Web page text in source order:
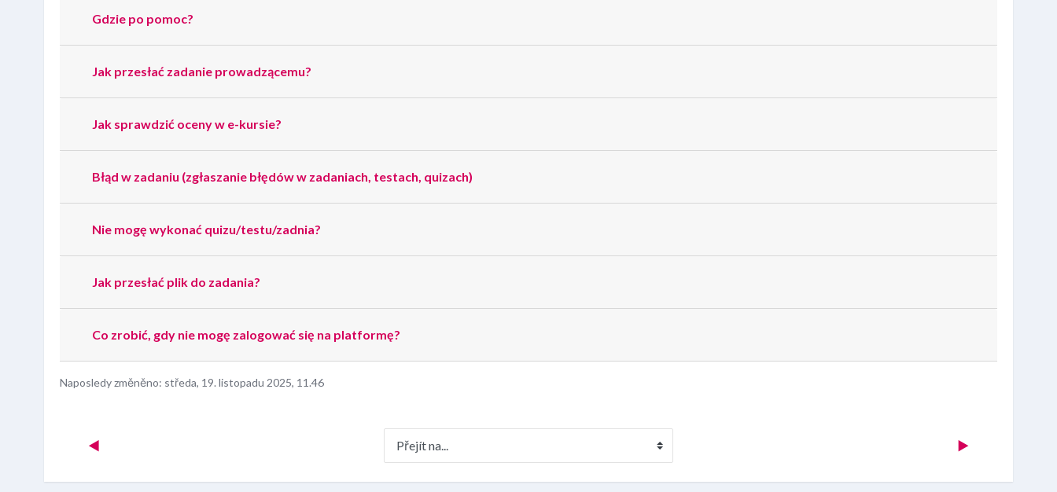
Gdzie po pomoc?
Jak przesłać zadanie prowadzącemu?
Jak sprawdzić oceny w e-kursie?
Błąd w zadaniu (zgłaszanie błędów w zadaniach, testach, quizach)
Nie mogę wykonać quizu/testu/zadnia?
Jak przesłać plik do zadania?
Co zrobić, gdy nie mogę zalogować się na platformę?
Naposledy změněno: středa, 19. listopadu 2025, 11.46
◀︎ Přejít na... ▶︎